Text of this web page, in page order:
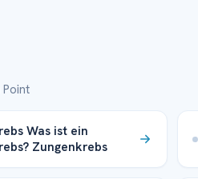
Was ist ein
Zungenkrebs